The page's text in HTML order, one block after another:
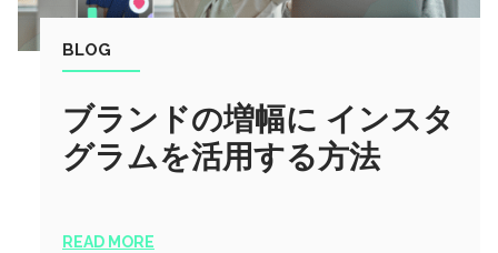
BLOG
ブランドの増幅に インスタ
グラムを活用する方法
READ MORE